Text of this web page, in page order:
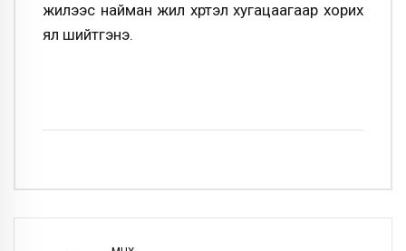
жилээс найман жил хүртэл хугацаагаар хорих
ял шийтгэнэ.